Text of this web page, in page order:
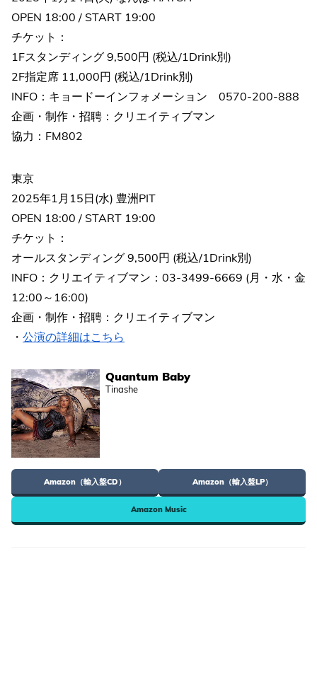
OPEN 18:00 / START 19:00
チケット：
1Fスタンディング 9,500円 (税込/1Drink別)
2F指定席 11,000円 (税込/1Drink別)
INFO：キョードーインフォメーション 0570-200-888
企画・制作・招聘：クリエイティブマン
協力：FM802
東京
2025年1月15日(水) 豊洲PIT
OPEN 18:00 / START 19:00
チケット：
オールスタンディング 9,500円 (税込/1Drink別)
INFO：クリエイティブマン：03-3499-6669 (月・水・金
12:00～16:00)
企画・制作・招聘：クリエイティブマン
・ 公演の詳細はこちら
Quantum Baby
Tinashe
Amazon（輸入盤CD） Amazon（輸入盤LP）
Amazon Music